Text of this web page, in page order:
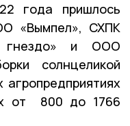
года пришлось
«Вымпел», СХПК
гнездо» и ООО
солнцеликой
агропредприятиях
от 800 до 1766